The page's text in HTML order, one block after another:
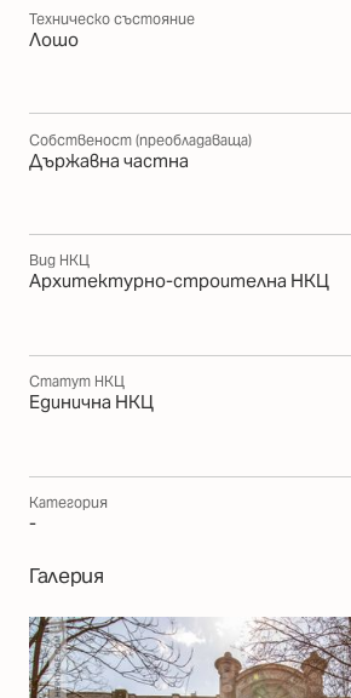
Техническо състояние
Лошо
Собственост (преобладаваща)
Държавна частна
Вид НКЦ
Архитектурно-строителна НКЦ
Статут НКЦ
Единична НКЦ
Категория
-
Галерия